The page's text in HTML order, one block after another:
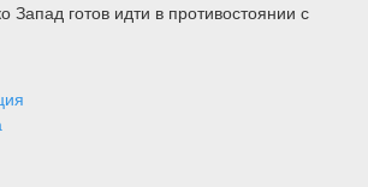
Запад готов идти в противостоянии с